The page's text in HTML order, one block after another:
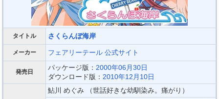
タイトル さくらんぼ海岸
メーカー フェアリーテール 公式サイト
発売日
パッケージ版： 2000年06月30日
ダウンロード版： 2010年12月10日
鮎川 めぐみ （世話好きな幼馴染み。痛がり）